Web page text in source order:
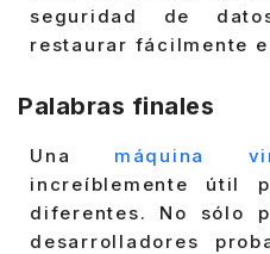
seguridad de
restaurar fácilmente
Palabras finales
Una máquina
increíblemente útil
diferentes. No sólo
desarrolladores